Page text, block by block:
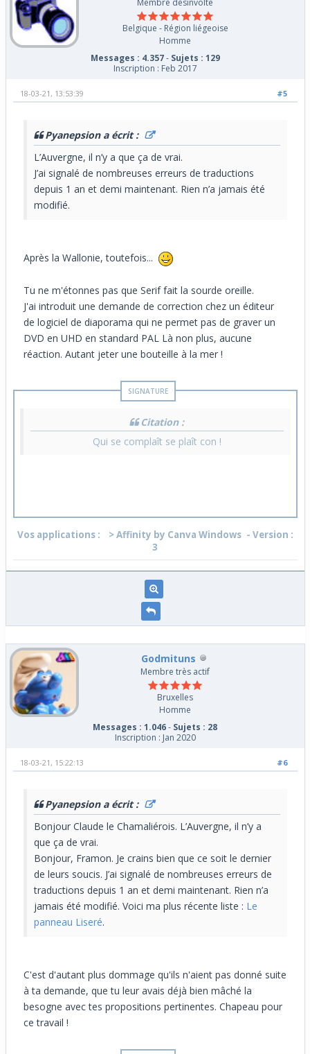
Membre désinvolte
Belgique - Région liégeoise
Homme
Messages : 4.357- Sujets : 129
Inscription : Feb 2017
#5
18-03-21, 13:53:39
Pyanepsion a écrit :
L’Auvergne, il n’y a que ça de vrai.
J’ai signalé de nombreuses erreurs de traductions
depuis 1 an et demi maintenant. Rien n’a jamais été
modifié.
Après la Wallonie, toutefois...
Tu ne m'étonnes pas que Serif fait la sourde oreille.
J'ai introduit une demande de correction chez un éditeur
de logiciel de diaporama qui ne permet pas de graver un
DVD en UHD en standard PAL Là non plus, aucune
réaction. Autant jeter une bouteille à la mer !
Citation :
Qui se complaît se plaît con !
Vos applications : > Affinity by Canva Windows - Version :
3
Godmituns
Membre très actif
Bruxelles
Homme
Messages : 1.046- Sujets : 28
Inscription : Jan 2020
#6
18-03-21, 15:22:13
Pyanepsion a écrit :
Bonjour Claude le Chamaliérois. L’Auvergne, il n’y a
que ça de vrai.
Bonjour, Framon. Je crains bien que ce soit le dernier
de leurs soucis. J’ai signalé de nombreuses erreurs de
traductions depuis 1 an et demi maintenant. Rien n’a
jamais été modifié. Voici ma plus récente liste : Le
panneau Liseré.
C'est d'autant plus dommage qu'ils n'aient pas donné suite
à ta demande, que tu leur avais déjà bien mâché la
besogne avec tes propositions pertinentes. Chapeau pour
ce travail !